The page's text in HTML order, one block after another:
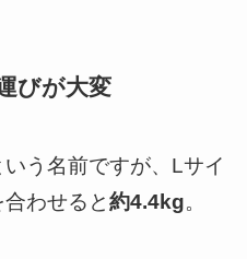
びが大変
いう名前ですが、Lサイ
わせると約4.4kg。